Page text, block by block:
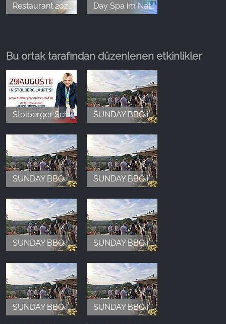
Restaurant 20zwanzig im FreiWerk Day Spa im Naturresort & Spa Schindelbruch
Bu ortak tarafından düzenlenen etkinlikler
Stolberger Schloss-Lauf SUNDAY BBQ im Hotel & Spa Suiten FreiWerk
SUNDAY BBQ im Hotel & Spa Suiten FreiWerk SUNDAY BBQ im Hotel & Spa Suiten FreiWerk
SUNDAY BBQ im Hotel & Spa Suiten FreiWerk SUNDAY BBQ im Hotel & Spa Suiten FreiWerk
SUNDAY BBQ im Hotel & Spa Suiten FreiWerk SUNDAY BBQ im Hotel & Spa Suiten FreiWerk